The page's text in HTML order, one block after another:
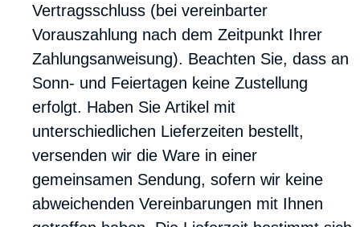
Vertragsschluss (bei vereinbarter
Vorauszahlung nach dem Zeitpunkt Ihrer
Zahlungsanweisung). Beachten Sie, dass an
Sonn- und Feiertagen keine Zustellung
erfolgt. Haben Sie Artikel mit
unterschiedlichen Lieferzeiten bestellt,
versenden wir die Ware in einer
gemeinsamen Sendung, sofern wir keine
abweichenden Vereinbarungen mit Ihnen